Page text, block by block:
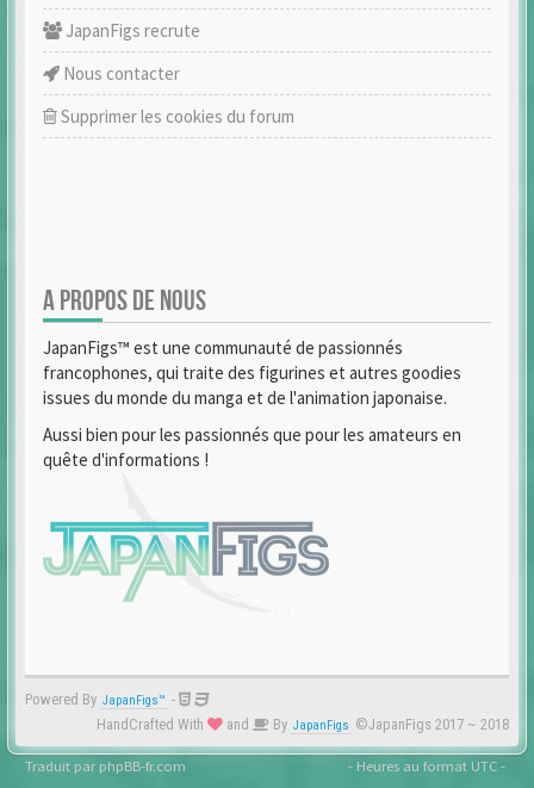
JapanFigs recrute
Nous contacter
Supprimer les cookies du forum
A PROPOS DE NOUS
JapanFigs™ est une communauté de passionnés
francophones, qui traite des figurines et autres goodies
issues du monde du manga et de l'animation japonaise.
Aussi bien pour les passionnés que pour les amateurs en
quête d'informations !
Powered By JapanFigs™ -
HandCrafted With
and By JapanFigs ©JapanFigs 2017 ~ 2018
Traduit parphpBB-fr.com - Heures au format UTC-